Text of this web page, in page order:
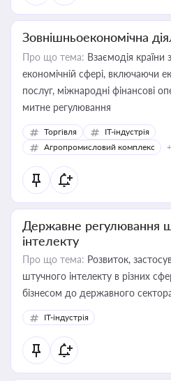
Зовнішньоекономічна
Про що тема: Взаємодія
економічній сфері, включаючи
послуг, міжнародні фінансові
митне регулювання
Торгівля
IT-індустрія
Агропромисловий комплекс
Державне регулювання
інтелекту
Про що тема: Розвиток,
штучного інтелекту в різних
бізнесом до державного
IT-індустрія